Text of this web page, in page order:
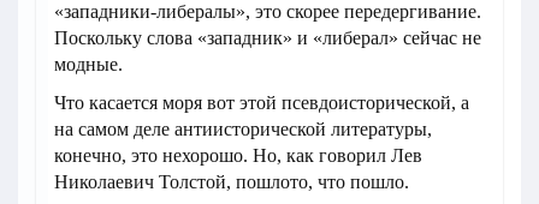
«западники-либералы», это скорее передергивание.
Поскольку слова «западник» и «либерал» сейчас не
модные.
Что касается моря вот этой псевдоисторической, а
на самом деле антиисторической литературы,
конечно, это нехорошо. Но, как говорил Лев
Николаевич Толстой, пошлото, что пошло.